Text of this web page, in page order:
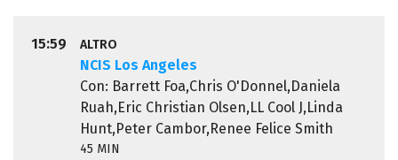
15:59 ALTRO
NCIS Los Angeles
Con: Barrett Foa,Chris O'Donnel,Daniela
Ruah,Eric Christian Olsen,LL Cool J,Linda
Hunt,Peter Cambor,Renee Felice Smith
45 MIN